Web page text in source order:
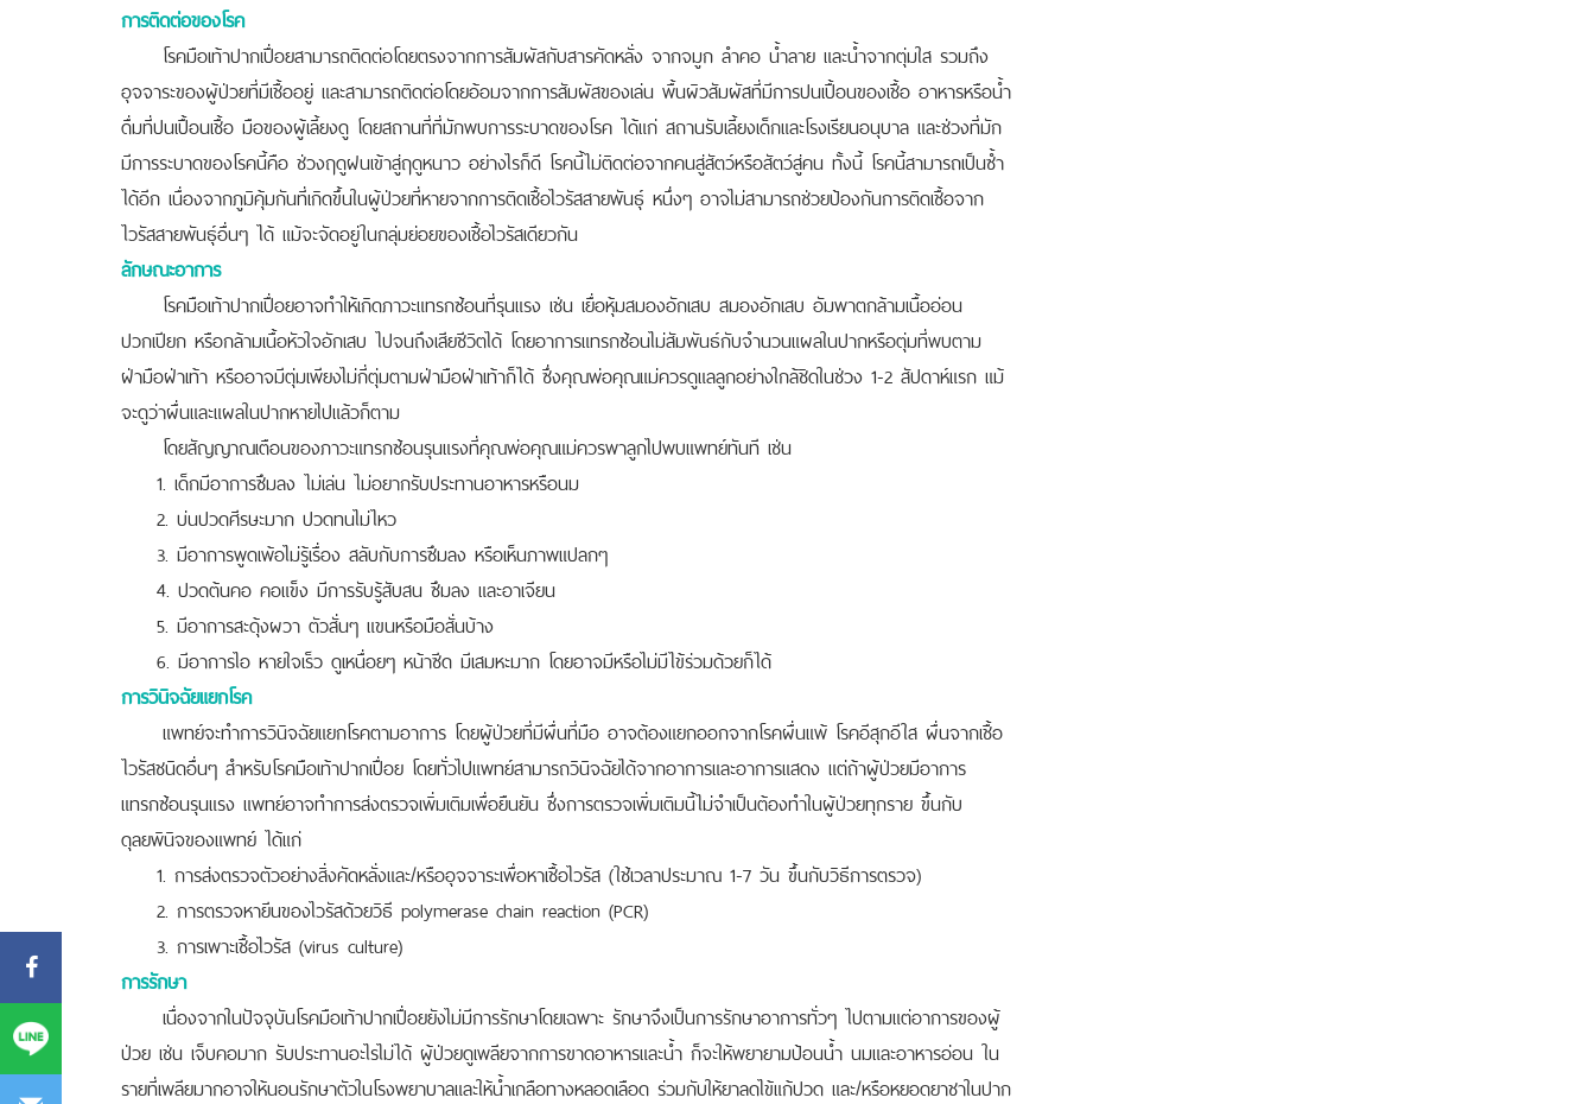
การติดต่อของโรค
โรคมือเท้าปากเปื่อยสามารถติดต่อโดยตรงจากการสัมผัสกับสารคัดหลั่ง จากจมูก ลำคอ น้ำลาย และน้ำจากตุ่มใส รวมถึง
อุจจาระของผู้ป่วยที่มีเชื้ออยู่ และสามารถติดต่อโดยอ้อมจากการสัมผัสของเล่น พื้นผิวสัมผัสที่มีการปนเปื้อนของเชื้อ อาหารหรือน้ำ
ดื่มที่ปนเปื้อนเชื้อ มือของผู้เลี้ยงดู โดยสถานที่ที่มักพบการระบาดของโรค ได้แก่ สถานรับเลี้ยงเด็กและโรงเรียนอนุบาล และช่วงที่มัก
มีการระบาดของโรคนี้คือ ช่วงฤดูฝนเข้าสู่ฤดูหนาว อย่างไรก็ดี โรคนี้ไม่ติดต่อจากคนสู่สัตว์หรือสัตว์สู่คน ทั้งนี้ โรคนี้สามารถเป็นซ้ำ
ได้อีก เนื่องจากภูมิคุ้มกันที่เกิดขึ้นในผู้ป่วยที่หายจากการติดเชื้อไวรัสสายพันธุ์ หนึ่งๆ อาจไม่สามารถช่วยป้องกันการติดเชื้อจาก
ไวรัสสายพันธุ์อื่นๆ ได้ แม้จะจัดอยู่ในกลุ่มย่อยของเชื้อไวรัสเดียวกัน
ลักษณะอาการ
โรคมือเท้าปากเปื่อยอาจทำให้เกิดภาวะแทรกซ้อนที่รุนแรง เช่น เยื่อหุ้มสมองอักเสบ สมองอักเสบ อัมพาตกล้ามเนื้ออ่อน
ปวกเปียก หรือกล้ามเนื้อหัวใจอักเสบ ไปจนถึงเสียชีวิตได้ โดยอาการแทรกซ้อนไม่สัมพันธ์กับจำนวนแผลในปากหรือตุ่มที่พบตาม
ฝ่ามือฝ่าเท้า หรืออาจมีตุ่มเพียงไม่กี่ตุ่มตามฝ่ามือฝ่าเท้าก็ได้ ซึ่งคุณพ่อคุณแม่ควรดูแลลูกอย่างใกล้ชิดในช่วง 1-2 สัปดาห์แรก แม้
จะดูว่าผื่นและแผลในปากหายไปแล้วก็ตาม
โดยสัญญาณเตือนของภาวะแทรกซ้อนรุนแรงที่คุณพ่อคุณแม่ควรพาลูกไปพบแพทย์ทันที เช่น
1. เด็กมีอาการซึมลง ไม่เล่น ไม่อยากรับประทานอาหารหรือนม
2. บ่นปวดศีรษะมาก ปวดทนไม่ไหว
3. มีอาการพูดเพ้อไม่รู้เรื่อง สลับกับการซึมลง หรือเห็นภาพแปลกๆ
4. ปวดต้นคอ คอแข็ง มีการรับรู้สับสน ซึมลง และอาเจียน
5. มีอาการสะดุ้งผวา ตัวสั่นๆ แขนหรือมือสั่นบ้าง
6. มีอาการไอ หายใจเร็ว ดูเหนื่อยๆ หน้าซีด มีเสมหะมาก โดยอาจมีหรือไม่มีไข้ร่วมด้วยก็ได้
การวินิจฉัยแยกโรค
แพทย์จะทำการวินิจฉัยแยกโรคตามอาการ โดยผู้ป่วยที่มีผื่นที่มือ อาจต้องแยกออกจากโรคผื่นแพ้ โรคอีสุกอีใส ผื่นจากเชื้อ
ไวรัสชนิดอื่นๆ สำหรับโรคมือเท้าปากเปื่อย โดยทั่วไปแพทย์สามารถวินิจฉัยได้จากอาการและอาการแสดง แต่ถ้าผู้ป่วยมีอาการ
แทรกซ้อนรุนแรง แพทย์อาจทำการส่งตรวจเพิ่มเติมเพื่อยืนยัน ซึ่งการตรวจเพิ่มเติมนี้ไม่จำเป็นต้องทำในผู้ป่วยทุกราย ขึ้นกับ
ดุลยพินิจของแพทย์ ได้แก่
1. การส่งตรวจตัวอย่างสิ่งคัดหลั่งและ/หรืออุจจาระเพื่อหาเชื้อไวรัส (ใช้เวลาประมาณ 1-7 วัน ขึ้นกับวิธีการตรวจ)
2. การตรวจหายีนของไวรัสด้วยวิธี polymerase chain reaction (PCR)
3. การเพาะเชื้อไวรัส (virus culture)
การรักษา
เนื่องจากในปัจจุบันโรคมือเท้าปากเปื่อยยังไม่มีการรักษาโดยเฉพาะ รักษาจึงเป็นการรักษาอาการทั่วๆ ไปตามแต่อาการของผู้
ป่วย เช่น เจ็บคอมาก รับประทานอะไรไม่ได้ ผู้ป่วยดูเพลียจากการขาดอาหารและน้ำ ก็จะให้พยายามป้อนน้ำ นมและอาหารอ่อน ใน
รายที่เพลียมากอาจให้นอนรักษาตัวในโรงพยาบาลและให้น้ำเกลือทางหลอดเลือด ร่วมกับให้ยาลดไข้แก้ปวด และ/หรือหยอดยาชาในปาก